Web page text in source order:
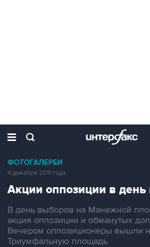
ФОТОГАЛЕРЕИ
4 декабря 2011 года
Акции оппозиции в
В день выборов на Манежной
акция оппозиции и обманутых
Вечером оппозиционеры вышли
Триумфальную площадь